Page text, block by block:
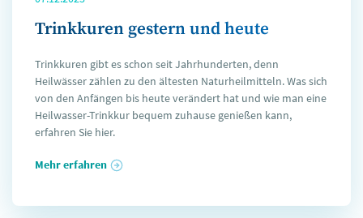
Trinkkuren gestern und heute
Trinkkuren gibt es schon seit Jahrhunderten, denn
Heilwässer zählen zu den ältesten Naturheilmitteln. Was sich
von den Anfängen bis heute verändert hat und wie man eine
Heilwasser-Trinkkur bequem zuhause genießen kann,
erfahren Sie hier.
Mehr erfahren